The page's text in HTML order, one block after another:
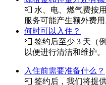
📮 水、电、燃气费按
服务可能产生额外费用
何时可以入住？
📮 签约后至少 3 天（
以便进行清洁和维护。
入住前需要准备什么？
📮 签约后，我们将提